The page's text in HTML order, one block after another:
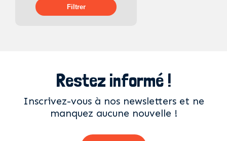
Filtrer
Restez informé !
Inscrivez-vous à nos newsletters et ne
manquez aucune nouvelle !